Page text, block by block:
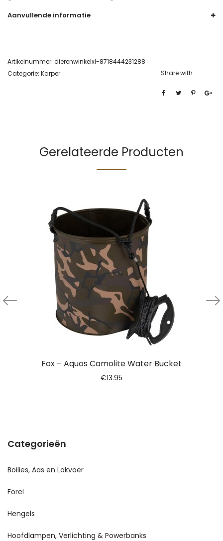
Aanvullende informatie
Artikelnummer: dierenwinkelxl-8718444231288
Categorie: Karper Share with
Gerelateerde Producten
Fox – Aquos Camolite Water Bucket
€13.95
Categorieën
Boilies, Aas en Lokvoer
Forel
Hengels
Hoofdlampen, Verlichting & Powerbanks